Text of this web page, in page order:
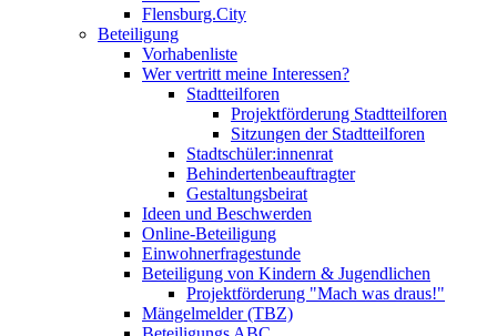
Flensburg.City
Beteiligung
Vorhabenliste
Wer vertritt meine Interessen?
Stadtteilforen
Projektförderung Stadtteilforen
Sitzungen der Stadtteilforen
Stadtschüler:innenrat
Behindertenbeauftragter
Gestaltungsbeirat
Ideen und Beschwerden
Online-Beteiligung
Einwohnerfragestunde
Beteiligung von Kindern & Jugendlichen
Projektförderung "Mach was draus!"
Mängelmelder (TBZ)